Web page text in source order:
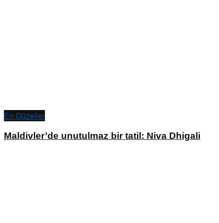
En Güzeller
Maldivler’de unutulmaz bir tatil: Niva Dhigali